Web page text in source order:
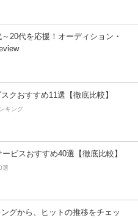
20代を応援！オーディション・
クおすすめ11選【徹底比較】
キング
ビスおすすめ40選【徹底比較】
選
グから、ヒットの推移をチェッ